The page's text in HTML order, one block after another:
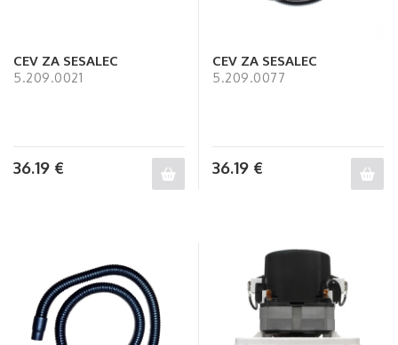
CEV ZA SESALEC
5.209.0021
36.19 €
CEV ZA SESALEC
5.209.0077
36.19 €